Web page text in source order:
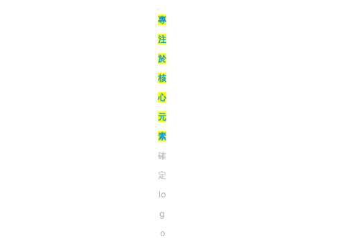
專
注
於
核
心
元
素
確
定
lo
g
o